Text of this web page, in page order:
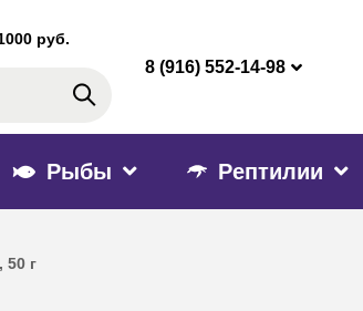
руб.
Поиск
8 (916) 552-14-98
Рыбы Рептилии
г